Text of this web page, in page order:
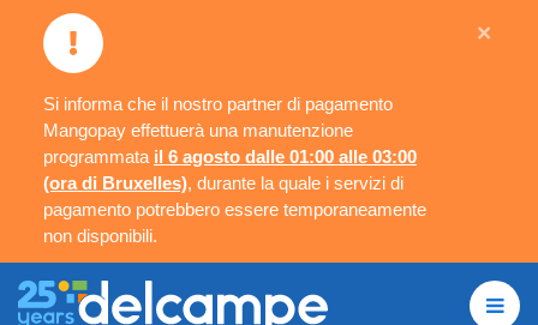
Si informa che il nostro partner di pagamento
Mangopay effettuerà una manutenzione
programmata il 6 agosto dalle 01:00 alle 03:00
(ora di Bruxelles), durante la quale i servizi di
pagamento potrebbero essere temporaneamente
non disponibili.
×